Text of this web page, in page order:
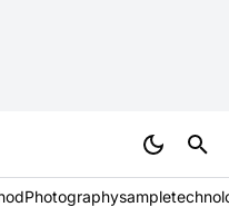
Photographysample